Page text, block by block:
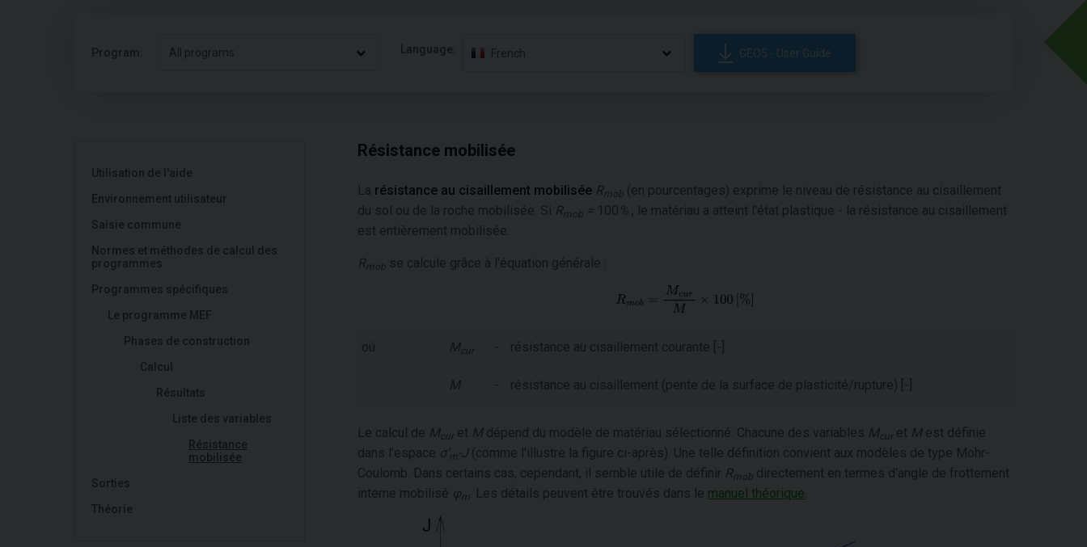
Program: All programs Language: French GEO5 - User Guide
Utilisation de l'aide
Environnement utilisateur
Saisie commune
Normes et méthodes de calcul des
programmes
Programmes spécifiques
Le programme MEF
Phases de construction
Calcul
Résultats
Liste des variables
Résistance
mobilisée
Sorties
Théorie
Résistance mobilisée
La résistance au cisaillement mobilisée Rmob (en pourcentages) exprime le niveau de résistance au cisaillement
du sol ou de la roche mobilisée. Si Rmob 100 % , le matériau a atteint l'état plastique - la résistance au cisaillement
est entièrement mobilisée.
Rmob se calcule grâce à l'équation générale :
où: M cur - résistance au cisaillement courante [-]
M - résistance au cisaillement (pente de la surface de plasticité/rupture) [-]
Le calcul de M cur et Mdépend du modèle de matériau sélectionné. Chacune des variables M cur et Mest définie
dans l'espace σ‘ m -J(comme l'illustre la figure ci-après). Une telle définition convient aux modèles de type Mohr-
Coulomb. Dans certains cas, cependant, il semble utile de définir Rmob directement en termes d'angle de frottement
interne mobilisé φm . Les détails peuvent être trouvés dans le manuel théorique